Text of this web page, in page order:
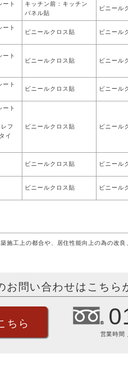
ート
キッチン前：キッチン
パネル貼
ビニール
ート
ビニールクロス貼 ビニール
ート
ビニールクロス貼 ビニール
ート
ビニールクロス貼 ビニール
ート
フ
イ
ビニールクロス貼 ビニール
ビニールクロス貼 ビニール
ビニールクロス貼 ビニール
施工上の都合や、居住性能向上の為の改
お問い合わせはこちら
ちら
営業時